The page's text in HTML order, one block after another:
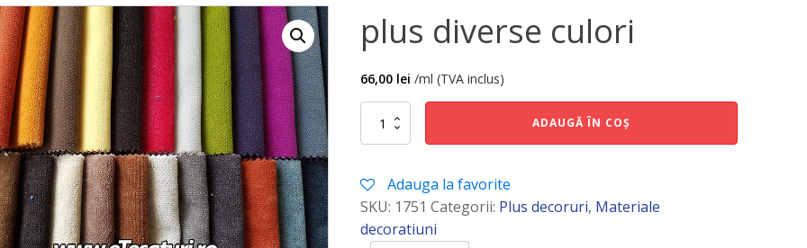
plus diverse culori
66,00 lei /ml (TVA inclus)
Cantitate
ADAUGĂ ÎN COȘ
Adauga la favorite
SKU: 1751 Categorii: Plus decoruri, Materiale
decoratiuni